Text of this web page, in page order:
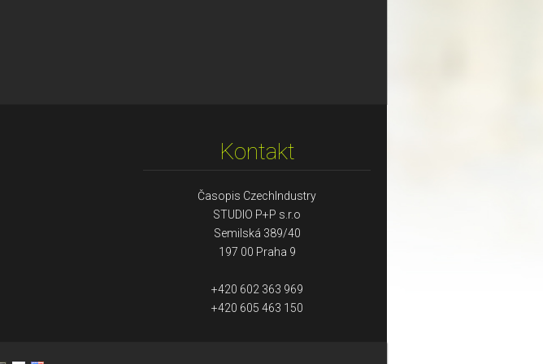
Kontakt
Časopis CzechIndustry
STUDIO P+P s.r.o
Semilská 389/40
197 00 Praha 9
+420 602 363 969
+420 605 463 150